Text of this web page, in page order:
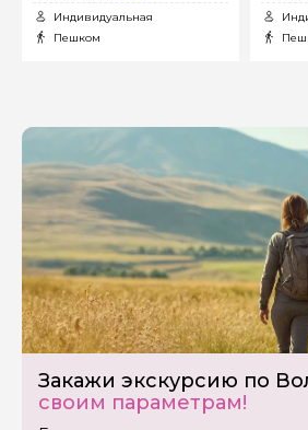
Индивидуальная
Пешком
Закажи экскурсию по
своим параметрам!
Вопросы и комментарии
Если у вас есть интересующие
Я даю своё согласие на
данных
Отправить